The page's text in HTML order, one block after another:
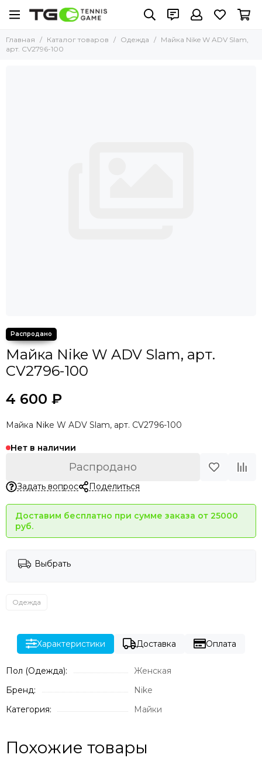
Главная Каталог товаров Одежда
Майка Nike W ADV Slam,
арт. CV2796-100
Майка Nike W ADV Slam, арт.
CV2796-100
4 600 ₽
Майка Nike W ADV Slam, арт. CV2796-100
Нет в наличии
Распродано
Задать вопрос Поделиться
Доставим бесплатно при сумме заказа от 25000
руб.
Выбрать
Одежда
Характеристики Доставка Оплата
Пол (Одежда):
Женская
Бренд:
Nike
Категория:
Майки
Похожие товары